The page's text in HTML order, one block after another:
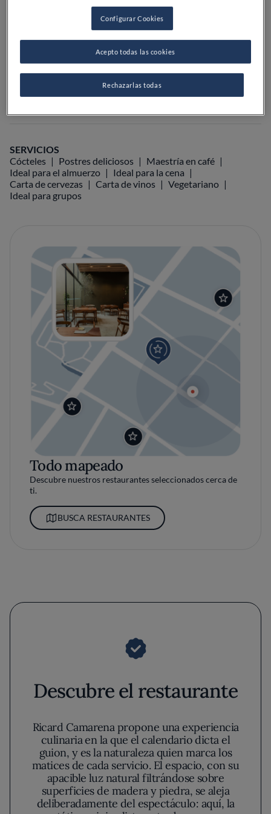
SERVICIOS
Cócteles
Postres deliciosos
Maestría en café
Ideal para el almuerzo
Ideal para la cena
Carta de cervezas
Carta de vinos
Vegetariano
Ideal para grupos
Todo mapeado
Descubre nuestros restaurantes seleccionados cerca de
ti.
BUSCA RESTAURANTES
Descubre el restaurante
Ricard Camarena propone una experiencia
culinaria en la que el calendario dicta el
guion, y es la naturaleza quien marca los
matices de cada servicio. El espacio, con su
apacible luz natural filtrándose sobre
superficies de madera y piedra, se aleja
deliberadamente del espectáculo: aquí, la
Configurar Cookies
Rechazarlas todas
Acepto todas las cookies